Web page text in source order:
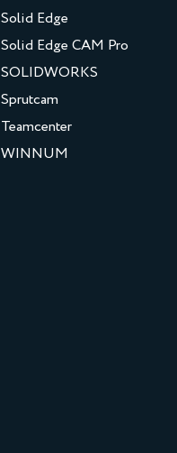
Solid Edge
Solid Edge CAM Pro
SOLIDWORKS
Sprutcam
Teamcenter
WINNUM